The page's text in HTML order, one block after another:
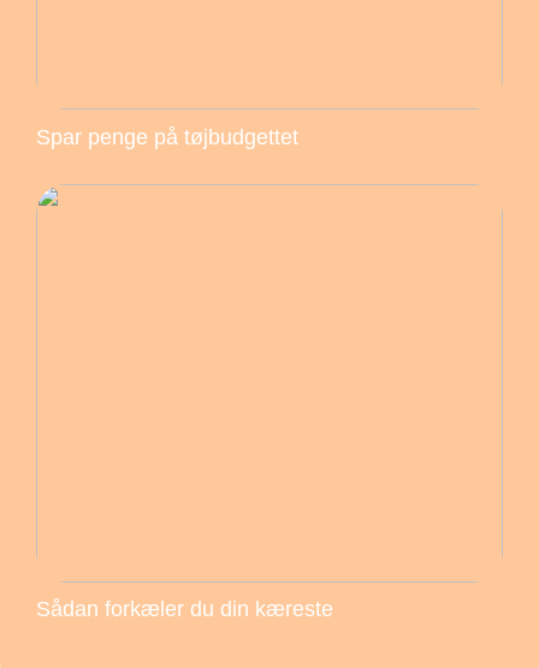
Spar penge på tøjbudgettet
Sådan forkæler du din kæreste